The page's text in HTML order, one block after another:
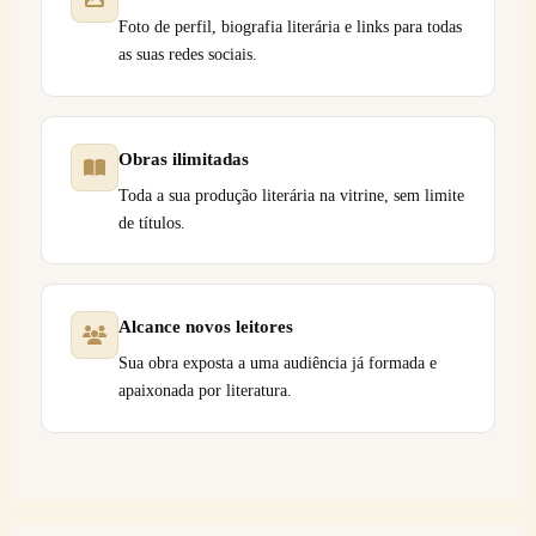
Foto de perfil, biografia literária e links para todas
as suas redes sociais.
Obras ilimitadas
Toda a sua produção literária na vitrine, sem limite
de títulos.
Alcance novos leitores
Sua obra exposta a uma audiência já formada e
apaixonada por literatura.